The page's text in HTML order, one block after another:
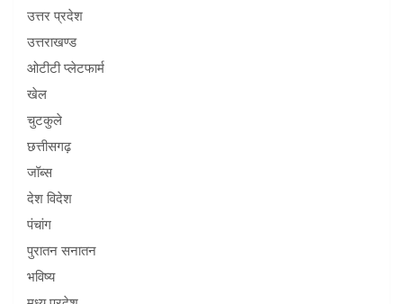
उत्तर प्रदेश
उत्तराखण्ड
ओटीटी प्लेटफार्म
खेल
चुटकुले
छत्तीसगढ़
जॉब्स
देश विदेश
पंचांग
पुरातन सनातन
भविष्य